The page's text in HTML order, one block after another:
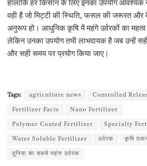
हालांकि हर किसान के लिए इनका उपयोग आवश्यक
वही है जो मिट्टी की स्थिति, फसल की जरूरत और
अनुरूप हो। आधुनिक कृषि में महंगे उर्वरकों का महत्व
लेकिन उनका उपयोग तभी लाभदायक है जब उन्हें
और सही समय पर प्रयोग किया जाए।
Tags: agriculture news Controlled
Fertilizer Facts Nano Fertilizer
Polymer Coated Fertilizer Specialty
Water Soluble Fertilizer उर्वरक कृषि
दुनिया का सबसे महंगा उर्वरक